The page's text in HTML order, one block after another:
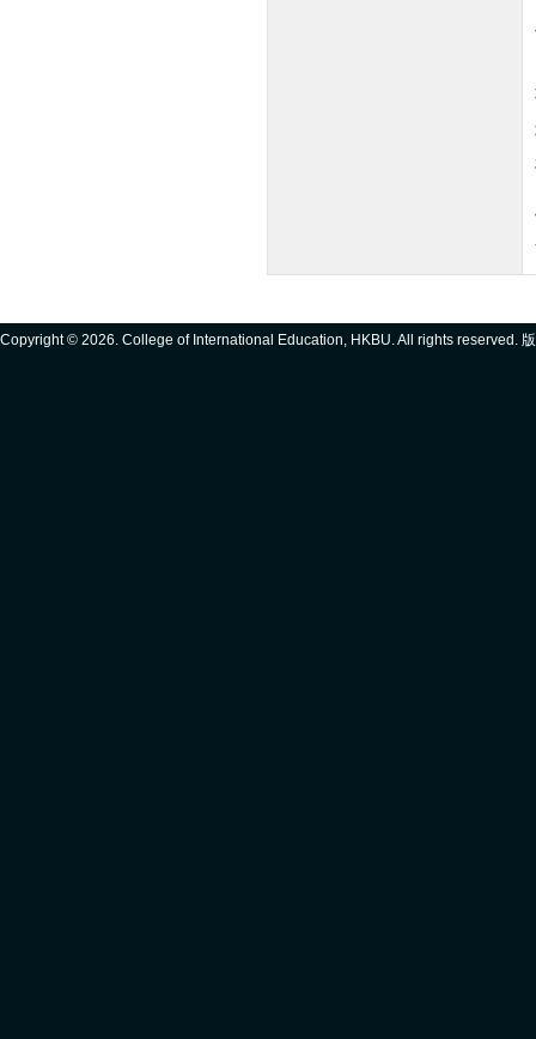
Copyright © 2026. College of International Education, HKBU. All rights reserved.